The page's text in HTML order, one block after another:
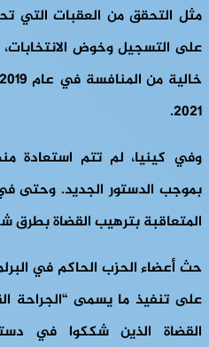
مثل التحقق من العقبات التي
على التسجيل وخوض
2021.
بموجب الدستور الجديد. وحتى
المتعاقبة بترهيب القضاة بطرق
حث أعضاء الحزب الحاكم في
على تنفيذ ما يسمى “الجراحة
القضاة الذين شككوا في